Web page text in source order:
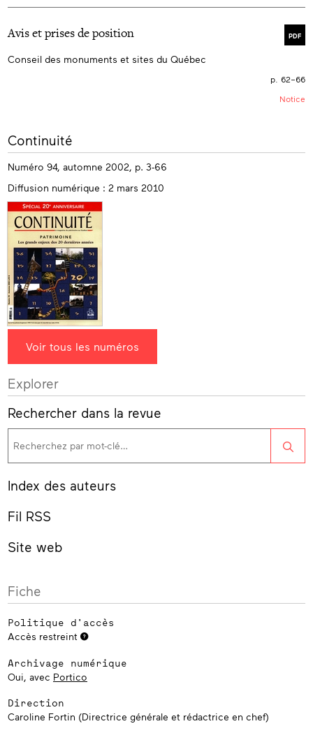
PDF
Avis et prises de position
Conseil des monuments et sites du Québec
p. 62–66
Notice
Plus
d’informations
Continuité
Numéro 94, automne 2002, p. 3-66
Diffusion numérique : 2 mars 2010
Voir tous les numéros
Explorer
Rechercher dans la revue
Index des auteurs
Fil RSS
Site web
Fiche
Politique d'accès
Accès restreint
Archivage numérique
Oui, avec Portico
Direction
Caroline Fortin (Directrice générale et rédactrice en chef)